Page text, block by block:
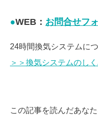
WEB： お問合せフ
24時間換気システムに
＞＞換気システムのし
この記事を読んだあな